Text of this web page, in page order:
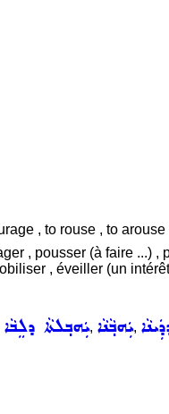
, to rouse , to arouse
, pousser (à faire ...)
, éveiller (un
ܝܲܗܒ݂ܠܬܵܐ ܕܠܸܒܵܐ, ܝܲܗܒ݂ܵܢܵܐ,